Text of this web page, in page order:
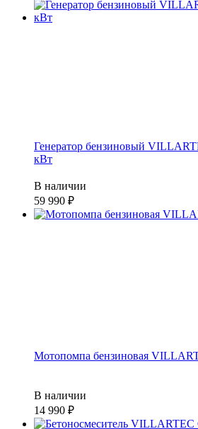
Генератор бензиновый
кВт
В наличии
59 990
Мотопомпа бензиновая
В наличии
14 990